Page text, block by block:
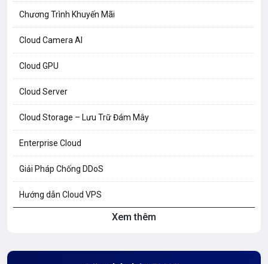
Chương Trình Khuyến Mãi
Cloud Camera AI
Cloud GPU
Cloud Server
Cloud Storage – Lưu Trữ Đám Mây
Enterprise Cloud
Giải Pháp Chống DDoS
Hướng dẫn Cloud VPS
Xem thêm